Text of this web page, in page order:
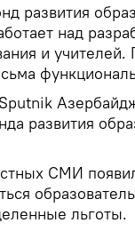
развития
над
и
развития
СМИ
льготы.